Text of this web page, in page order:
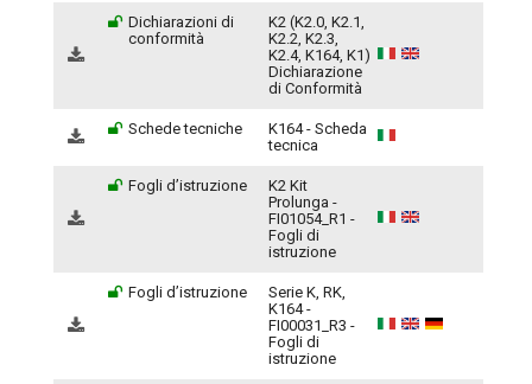
Dichiarazioni di
conformità
K2 (K2.0, K2.1,
K2.2, K2.3,
K2.4, K164, K1)
Dichiarazione
di Conformità
Schede tecniche
K164 - Scheda
tecnica
Fogli d’istruzione
K2 Kit
Prolunga -
FI01054_R1 -
Fogli di
istruzione
Fogli d’istruzione
Serie K, RK,
K164 -
FI00031_R3 -
Fogli di
istruzione